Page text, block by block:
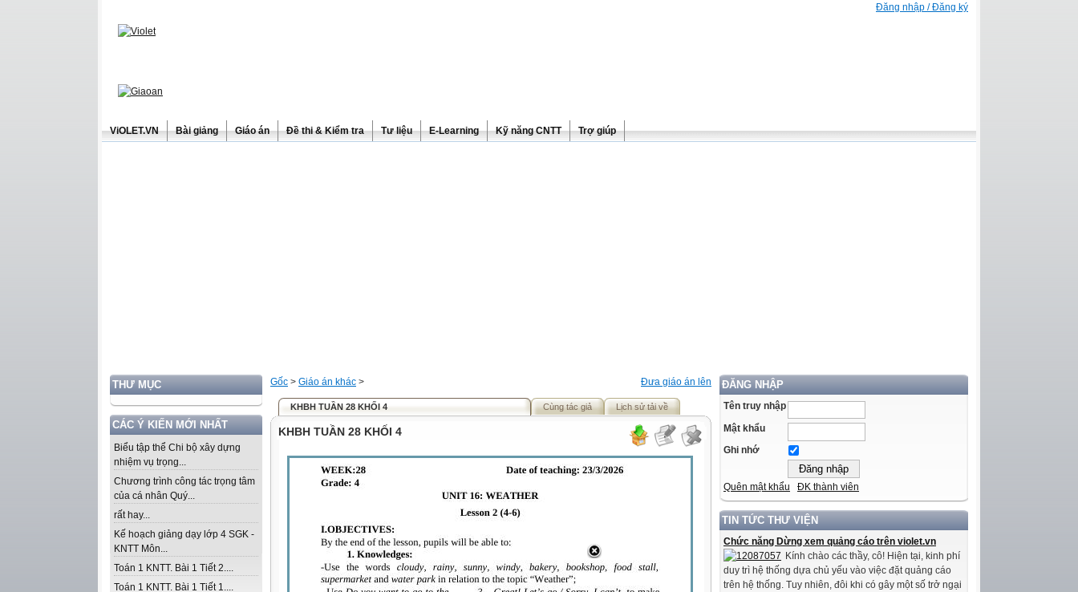
Đăng nhập / Đăng ký
ViOLET.VN Bài giảng Giáo án Đề thi & Kiểm tra Tư liệu E-Learning Kỹ năng CNTT Trợ giúp
THƯ MỤC
CÁC Ý KIẾN MỚI NHẤT
Biểu tập thể Chi bộ xây dựng
nhiệm vụ trọng...
Chương trình công tác trọng tâm
của cá nhân Quý...
rất hay...
Kế hoạch giảng dạy lớp 4 SGK -
KNTT Môn...
Toán 1 KNTT. Bài 1 Tiết 2....
Toán 1 KNTT. Bài 1 Tiết 1....
ĐĂNG NHẬP
Tên truy nhập
Mật khẩu
Ghi nhớ
Quên mật khẩu ĐK thành viên
TIN TỨC THƯ VIỆN
Chức năng Dừng xem quảng cáo trên violet.vn
Kính chào các thầy, cô! Hiện tại, kinh phí
duy trì hệ thống dựa chủ yếu vào việc đặt quảng cáo
trên hệ thống. Tuy nhiên, đôi khi có gây một số trở ngại
Đưa giáo án lên
Gốc > Giáo án khác >
KHBH TUẦN 28 KHỐI 4 Cùng tác giả Lịch sử tải về
KHBH TUẦN 28 KHỐI 4